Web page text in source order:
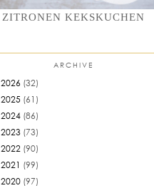
ZITRONEN KEKSKUCHEN
ARCHIVE
2026 (32)
2025 (61)
2024 (86)
2023 (73)
2022 (90)
2021 (99)
2020 (97)